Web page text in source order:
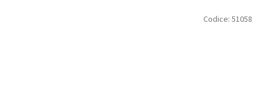
Codice: 51058